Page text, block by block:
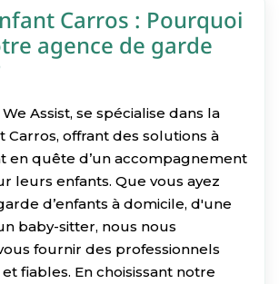
Carros : Pourquoi
agence de garde
Assist, se spécialise dans la
Carros, offrant des solutions à
en quête d’un accompagnement
leurs enfants. Que vous ayez
d’enfants à domicile, d'une
baby-sitter, nous nous
fournir des professionnels
fiables. En choisissant notre